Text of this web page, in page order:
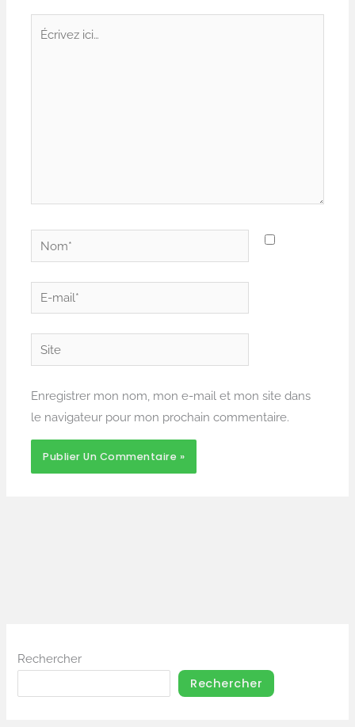
Nom*
E-
mail*
Site
Enregistrer mon nom, mon e-mail et mon site dans
le navigateur pour mon prochain commentaire.
Rechercher
Rechercher